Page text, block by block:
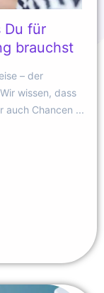
Du für
brauchst
– der
wissen, dass
auch Chancen ...